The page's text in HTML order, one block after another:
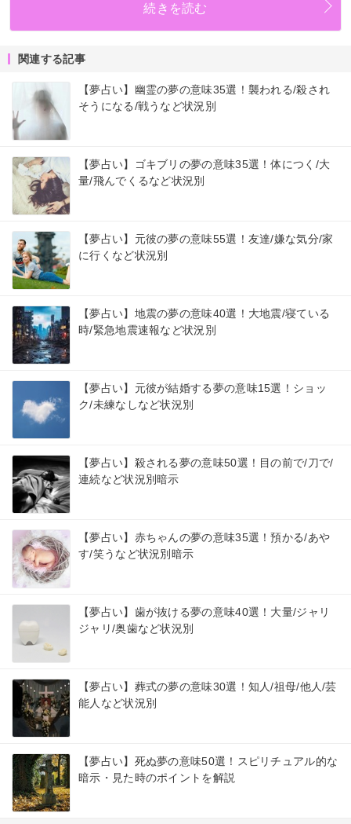
続きを読む
関連する記事
【夢占い】幽霊の夢の意味35選！襲われる/殺され
そうになる/戦うなど状況別
【夢占い】ゴキブリの夢の意味35選！体につく/大
量/飛んでくるなど状況別
【夢占い】元彼の夢の意味55選！友達/嫌な気分/家
に行くなど状況別
【夢占い】地震の夢の意味40選！大地震/寝ている
時/緊急地震速報など状況別
【夢占い】元彼が結婚する夢の意味15選！ショッ
ク/未練なしなど状況別
【夢占い】殺される夢の意味50選！目の前で/刀で/
連続など状況別暗示
【夢占い】赤ちゃんの夢の意味35選！預かる/あや
す/笑うなど状況別暗示
【夢占い】歯が抜ける夢の意味40選！大量/ジャリ
ジャリ/奥歯など状況別
【夢占い】葬式の夢の意味30選！知人/祖母/他人/芸
能人など状況別
【夢占い】死ぬ夢の意味50選！スピリチュアル的な
暗示・見た時のポイントを解説